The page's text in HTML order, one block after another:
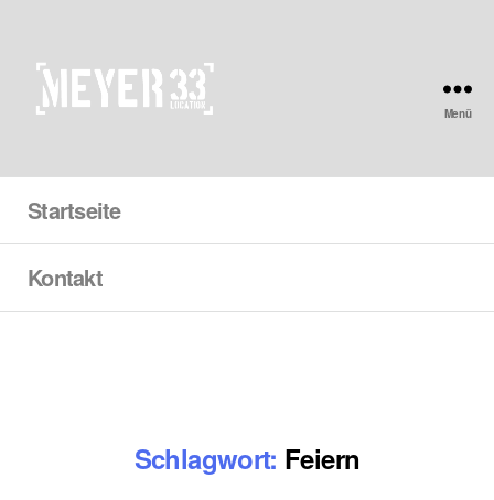
Meyer33
Menü
Startseite
Kontakt
Schlagwort: Feiern